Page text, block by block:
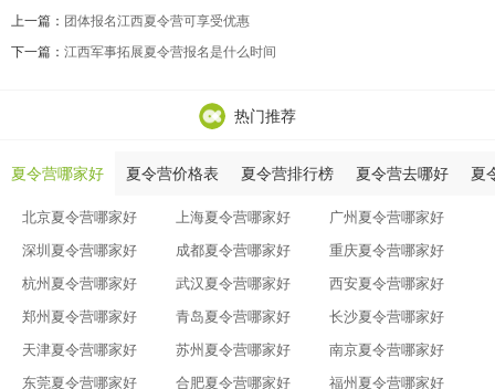
上一篇： 团体报名江西夏令营可享受优惠
下一篇： 江西军事拓展夏令营报名是什么时间
热门推荐
夏令营哪家好 夏令营价格表 夏令营排行榜 夏令营去哪好 夏
北京夏令营哪家好 上海夏令营哪家好
广州夏令营哪家好
深圳夏令营哪家好
成都夏令营哪家好
重庆夏令营哪家好
杭州夏令营哪家好
武汉夏令营哪家好
西安夏令营哪家好
郑州夏令营哪家好
青岛夏令营哪家好
长沙夏令营哪家好
天津夏令营哪家好
苏州夏令营哪家好
南京夏令营哪家好
东莞夏令营哪家好
合肥夏令营哪家好 福州夏令营哪家好